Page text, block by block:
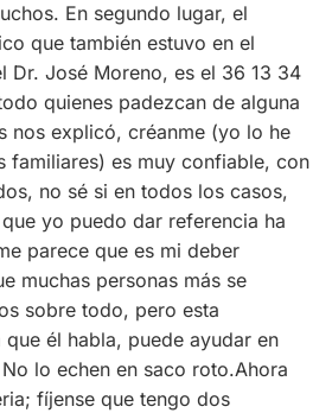
En segundo lugar, el
que también estuvo en el
Dr. José Moreno, es el 36 13 34
quienes padezcan de alguna
nos explicó, créanme (yo lo he
familiares) es muy confiable, con
no sé si en todos los casos,
yo puedo dar referencia ha
parece que es mi deber
muchas personas más se
sobre todo, pero esta
que él habla, puede ayudar en
lo echen en saco roto.Ahora
fíjense que tengo dos